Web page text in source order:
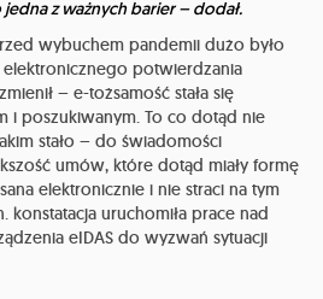
z ważnych barier – dodał.
wybuchem pandemii dużo było
potwierdzania
– e-tożsamość stała się
i poszukiwanym. To co dotąd nie
stało – do świadomości
umów, które dotąd miały formę
elektronicznie i nie straci na tym
konstatacja uruchomiła prace nad
eIDAS do wyzwań sytuacji